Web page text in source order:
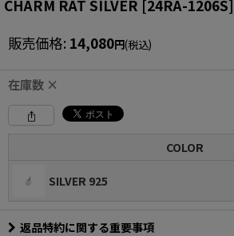
CHARM RAT SILVER [24RA-1206S]
販売価格: 14,080円(税込)
在庫数 ×
COLOR
SILVER 925
返品特約に関する重要事項